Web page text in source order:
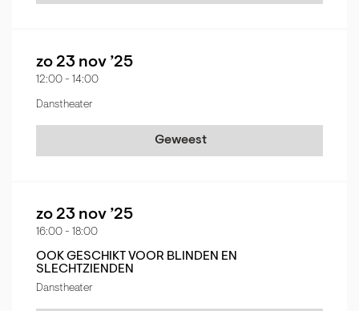
zo 23 nov ’25
12:00 - 14:00
Danstheater
Geweest
zo 23 nov ’25
16:00 - 18:00
OOK GESCHIKT VOOR BLINDEN EN
SLECHTZIENDEN
Danstheater